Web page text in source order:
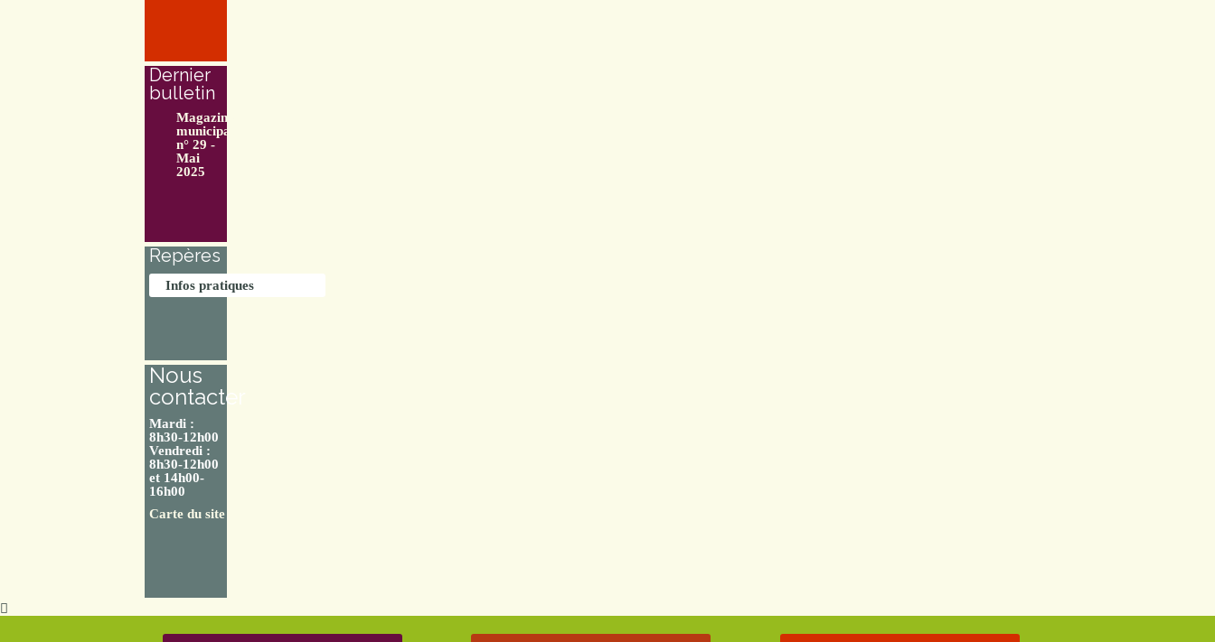
Dernier
bulletin
Magazine
municipal
n° 29 -
Mai
2025
Repères
Infos pratiques
Nous
contacter
Mardi :
8h30-12h00
Vendredi :
8h30-12h00
et 14h00-
16h00
Carte du site